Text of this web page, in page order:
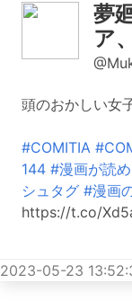
夢
ア
頭のおかしい女
#COMITIA
144 #漫画が読
シュタグ #漫画
https://t.co/
2023-05-23